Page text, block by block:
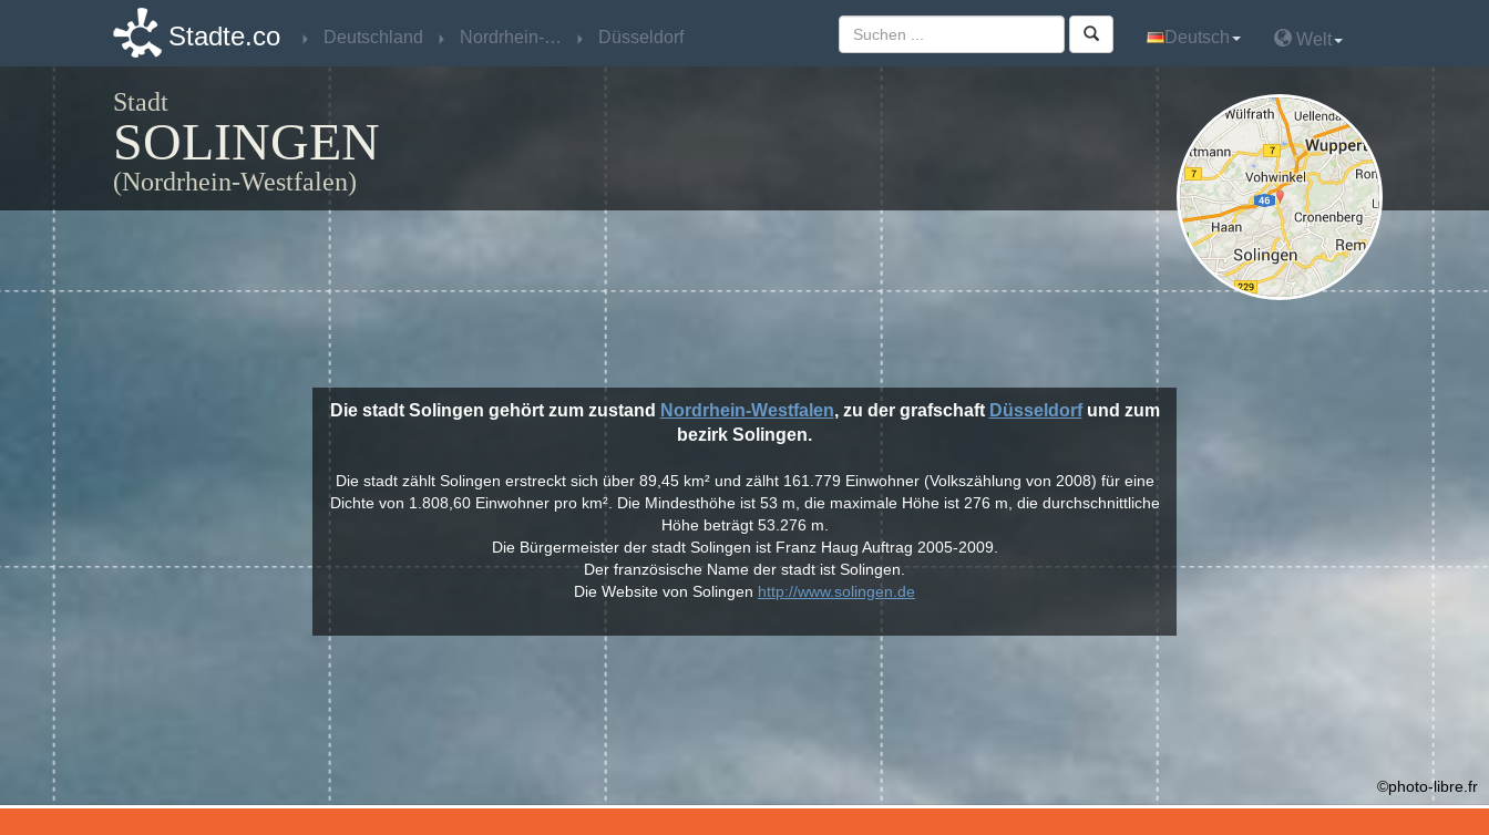
Stadte.co Deutschland Nordrhein-Westfalen Düsseldorf Deutsch Welt
Stadt
SOLINGEN
(Nordrhein-Westfalen)
Die stadt Solingen gehört zum zustand Nordrhein-Westfalen, zu der grafschaft Düsseldorfund zum
bezirk Solingen.
Die stadt zählt Solingen erstreckt sich über 89,45 km² und zälht 161.779 Einwohner (Volkszählung von 2008) für eine
Dichte von 1.808,60 Einwohner pro km². Die Mindesthöhe ist 53 m, die maximale Höhe ist 276 m, die durchschnittliche
Höhe beträgt 53.276 m.
Die Bürgermeister der stadt Solingen ist Franz Haug Auftrag 2005-2009.
Der französische Name der stadt ist Solingen.
Die Website von Solingen http://www.solingen.de
©photo-libre.fr
Stadte.co Deutschland Nordrhein-Westfalen Düsseldorf Deutsch Welt